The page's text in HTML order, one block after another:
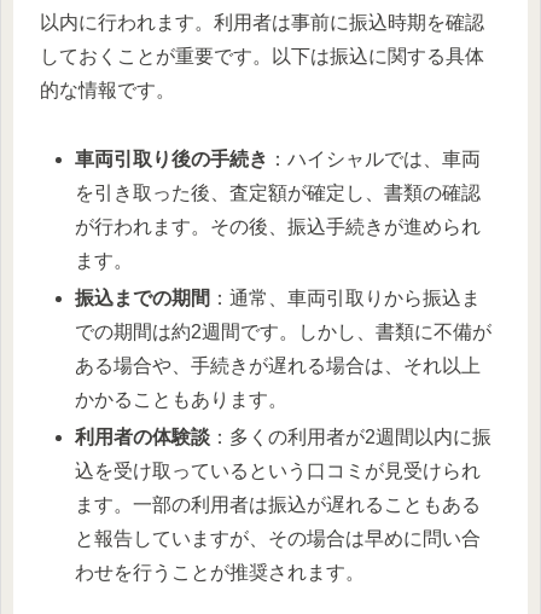
以内に行われます。利用者は事前に振込時期を確認
しておくことが重要です。以下は振込に関する具体
的な情報です。
車両引取り後の手続き ：ハイシャルでは、車両
を引き取った後、査定額が確定し、書類の確認
が行われます。その後、振込手続きが進められ
ます。
振込までの期間 ：通常、車両引取りから振込ま
での期間は約2週間です。しかし、書類に不備が
ある場合や、手続きが遅れる場合は、それ以上
かかることもあります。
利用者の体験談 ：多くの利用者が2週間以内に振
込を受け取っているという口コミが見受けられ
ます。一部の利用者は振込が遅れることもある
と報告していますが、その場合は早めに問い合
わせを行うことが推奨されます。